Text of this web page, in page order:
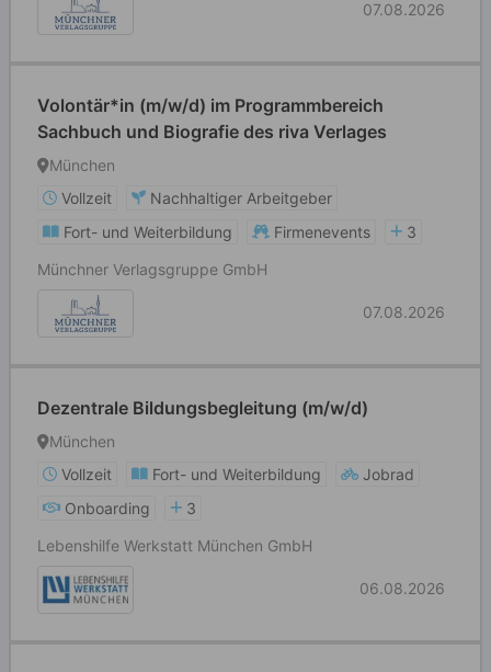
07.08.2026
Volontär*in (m/w/d) im Programmbereich
Sachbuch und Biografie des riva Verlages
München
Vollzeit
Nachhaltiger Arbeitgeber
Fort- und Weiterbildung
Firmenevents
3
Münchner Verlagsgruppe GmbH
07.08.2026
Dezentrale Bildungsbegleitung (m/w/d)
München
Vollzeit
Fort- und Weiterbildung
Jobrad
Onboarding
3
Lebenshilfe Werkstatt München GmbH
06.08.2026